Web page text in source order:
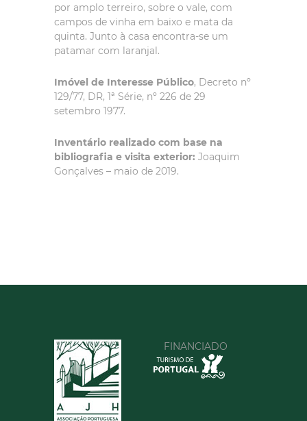
por amplo terreiro, sobre o vale, com
campos de vinha em baixo e mata da
quinta. Junto à casa encontra-se um
patamar com laranjal.
Imóvel de Interesse Público, Decreto nº
129/77, DR, 1ª Série, nº 226 de 29
setembro 1977.
Inventário realizado com base na
bibliografia e visita exterior: Joaquim
Gonçalves – maio de 2019.
FINANCIADO